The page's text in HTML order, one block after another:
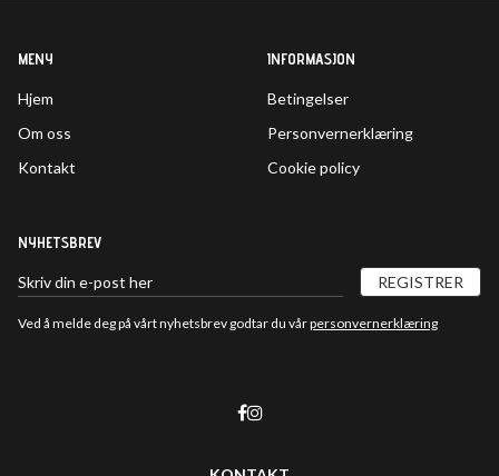
MENY
Hjem
Om oss
Kontakt
INFORMASJON
Betingelser
Personvernerklæring
Cookie policy
NYHETSBREV
REGISTRER
Ved å melde deg på vårt nyhetsbrev godtar du vårpersonvernerklæring